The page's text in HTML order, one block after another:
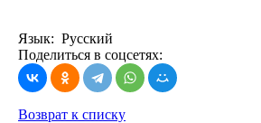
Язык: Русский
Поделиться в соцсетях:
Возврат к списку